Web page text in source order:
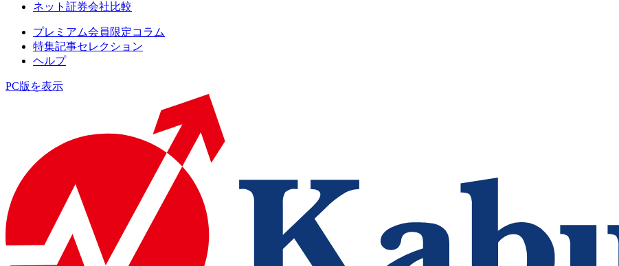
ネット証券会社比較
プレミアム会員限定コラム
特集記事セレクション
ヘルプ
PC版を表示